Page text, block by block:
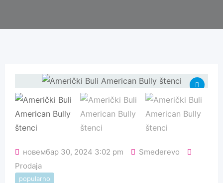
новембар 30, 2024 3:02 pm
Smederevo
Prodaja
popularno